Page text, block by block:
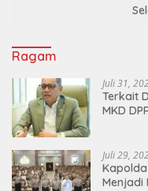
Ragam
Juli 31,
Terkait
MKD
Juli 29,
Kapolda
Menjadi